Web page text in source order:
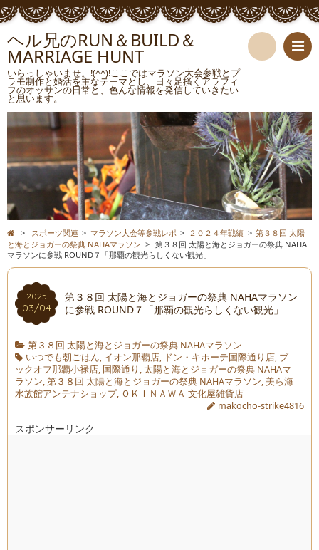
ヘル兄のRUN＆BUILD＆
MARRIAGE HUNT
いらっしゃいませ。!(^^)!ここではマラソン大会参戦とプ
ラモ制作と婚活を主なテーマとし、日々足掻くアラフィ
フのオッサンの日常と、色んな情報を発信していきたい
と思います。
> スポーツ関連 > マラソン大会等参戦レポ > ２０２４年戦績 > 第３８回 太陽
と海とジョガーの祭典 NAHAマラソン > 第３８回 太陽と海とジョガーの祭典 NAHA
マラソンに参戦 ROUND７「那覇の観光らしくない観光」
2025
03/04
第３８回 太陽と海とジョガーの祭典 NAHAマラソン
に参戦 ROUND７「那覇の観光らしくない観光」
第３８回 太陽と海とジョガーの祭典 NAHAマラソン
いつでも朝ごはん, イオン那覇店, ドン・キホーテ国際通り店, ブ
ックオフ那覇小禄店, 国際通り,太陽と海とジョガーの祭典 NAHAマ
ラソン,第３８回 太陽と海とジョガーの祭典 NAHAマラソン,美ら海
水族館アンテナショップ, ＯＫＩＮＡＷＡ 文化屋雑貨店
makocho-strike4816
スポンサーリンク